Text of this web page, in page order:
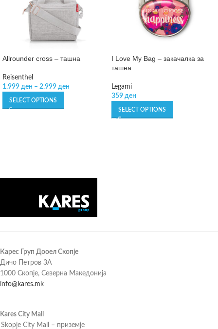
Allrounder cross – ташна
Reisenthel
1.999 ден – 2.999 ден
SELECT OPTIONS
I Love My Bag – закачалка за
ташна
Legami
359 ден
SELECT OPTIONS
Карес Груп Дооел Скопје
Дичо Петров 3А
1000 Скопје, Северна Македонија
info@kares.mk
Kares City Mall
Skopje City Mall – приземје